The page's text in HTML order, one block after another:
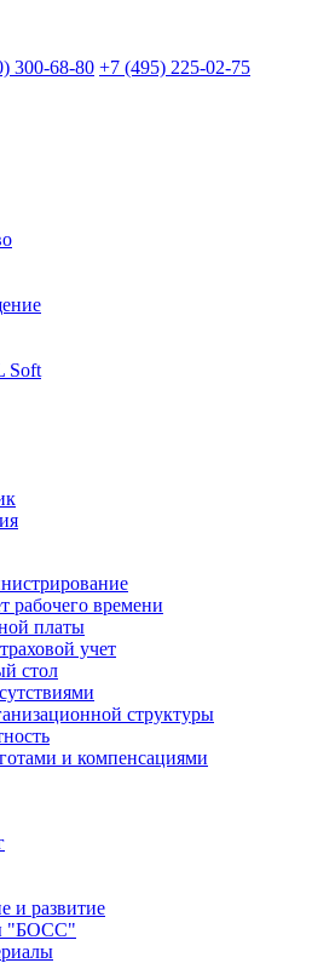
300-68-80 +7 (495) 225-02-75
Soft
рабочего времени
платы
учет
стол
структуры
и компенсациями
и развитие
"БОСС"